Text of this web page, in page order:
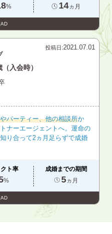
% 14ヵ月
投稿日:2021.07.01
（入会時）
パーティー、他の相談所か
ナーエージェントへ。運命の
り合って2ヵ月足らずで成婚
ト率
%
成婚までの期間
5ヵ月